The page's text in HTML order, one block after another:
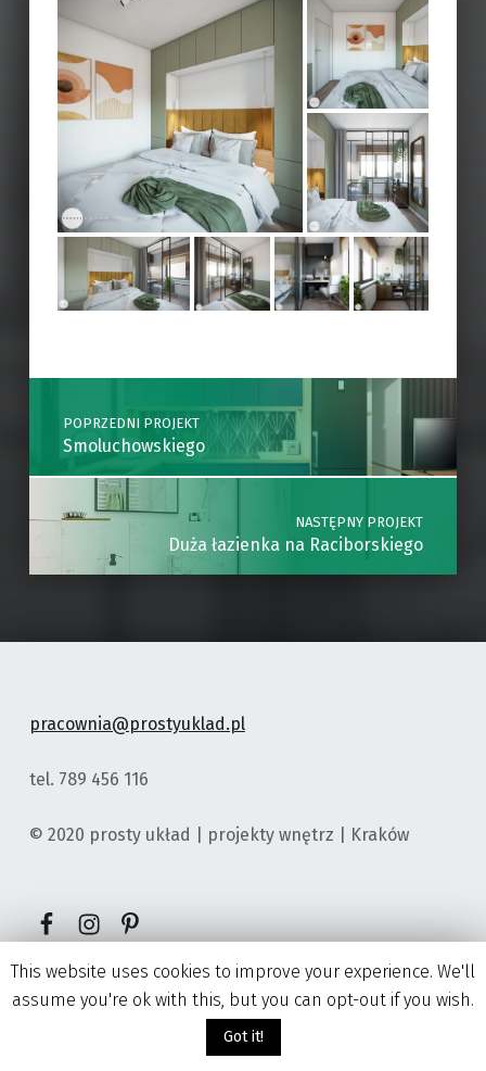
Menu
Post navigation
POPRZEDNI PROJEKT
Smoluchowskiego
NASTĘPNY PROJEKT
Duża łazienka na Raciborskiego
pracownia@prostyuklad.pl
tel. 789 456 116
© 2020 prosty układ | projekty wnętrz | Kraków
Element menuElement menuElement menu
This website uses cookies to improve your experience. We'll
assume you're ok with this, but you can opt-out if you wish.
Got it!